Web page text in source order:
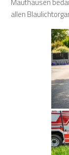
allen